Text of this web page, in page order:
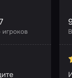
игроков